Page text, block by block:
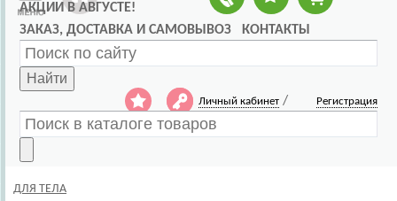
АКЦИИ В АВГУСТЕ!
ЗАКАЗ, ДОСТАВКА И САМОВЫВОЗ
КОНТАКТЫ
Найти
Личный кабинет / Регистрация
ДЛЯ ТЕЛА